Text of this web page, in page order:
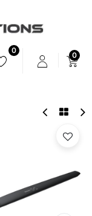
0
0